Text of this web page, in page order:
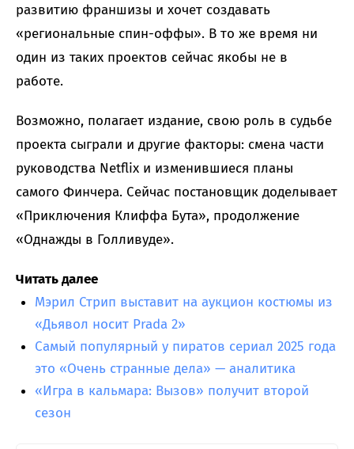
развитию франшизы и хочет создавать
«региональные спин-оффы». В то же время ни
один из таких проектов сейчас якобы не в
работе.
Возможно, полагает издание, свою роль в судьбе
проекта сыграли и другие факторы: смена части
руководства Netflix и изменившиеся планы
самого Финчера. Сейчас постановщик доделывает
«Приключения Клиффа Бута», продолжение
«Однажды в Голливуде».
Читать далее
Мэрил Стрип выставит на аукцион костюмы из
«Дьявол носит Prada 2»
Самый популярный у пиратов сериал 2025 года
это «Очень странные дела» — аналитика
«Игра в кальмара: Вызов» получит второй
сезон